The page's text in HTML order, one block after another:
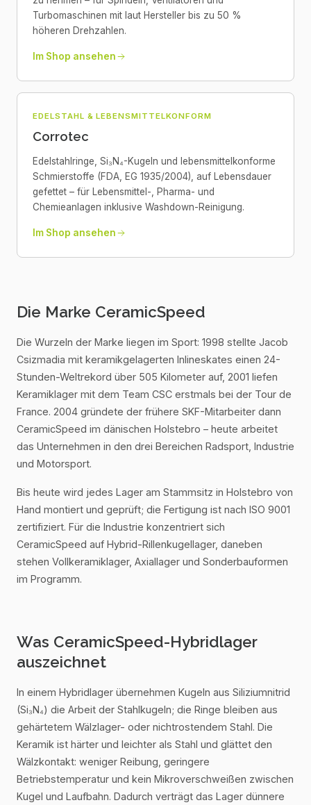
Turbomaschinen mit laut Hersteller bis zu 50 %
höheren Drehzahlen.
Im Shop ansehen
EDELSTAHL & LEBENSMITTELKONFORM
Corrotec
Edelstahlringe, Si₃N₄-Kugeln und lebensmittelkonforme
Schmierstoffe (FDA, EG 1935/2004), auf Lebensdauer
gefettet – für Lebensmittel-, Pharma- und
Chemieanlagen inklusive Washdown-Reinigung.
Im Shop ansehen
Die Marke CeramicSpeed
Die Wurzeln der Marke liegen im Sport: 1998 stellte Jacob
Csizmadia mit keramikgelagerten Inlineskates einen 24-
Stunden-Weltrekord über 505 Kilometer auf, 2001 liefen
Keramiklager mit dem Team CSC erstmals bei der Tour de
France. 2004 gründete der frühere SKF-Mitarbeiter dann
CeramicSpeed im dänischen Holstebro – heute arbeitet
das Unternehmen in den drei Bereichen Radsport, Industrie
und Motorsport.
Bis heute wird jedes Lager am Stammsitz in Holstebro von
Hand montiert und geprüft; die Fertigung ist nach ISO 9001
zertifiziert. Für die Industrie konzentriert sich
CeramicSpeed auf Hybrid-Rillenkugellager, daneben
stehen Vollkeramiklager, Axiallager und Sonderbauformen
im Programm.
Was CeramicSpeed-Hybridlager
auszeichnet
In einem Hybridlager übernehmen Kugeln aus Siliziumnitrid
(Si₃N₄) die Arbeit der Stahlkugeln; die Ringe bleiben aus
gehärtetem Wälzlager- oder nichtrostendem Stahl. Die
Keramik ist härter und leichter als Stahl und glättet den
Wälzkontakt: weniger Reibung, geringere
Betriebstemperatur und kein Mikroverschweißen zwischen
Kugel und Laufbahn. Dadurch verträgt das Lager dünnere